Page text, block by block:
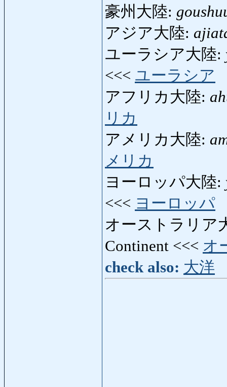
豪州大陸:
アジア大陸:
ユーラシア大陸:
<<< ユーラシア
アフリカ大陸:
リカ
アメリカ大陸:
メリカ
ヨーロッパ大陸:
<<< ヨーロッパ
オーストラリア
Continent <<< オ
check also: 大洋